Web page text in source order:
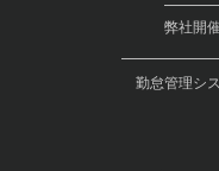
弊社開
勤怠管理シ